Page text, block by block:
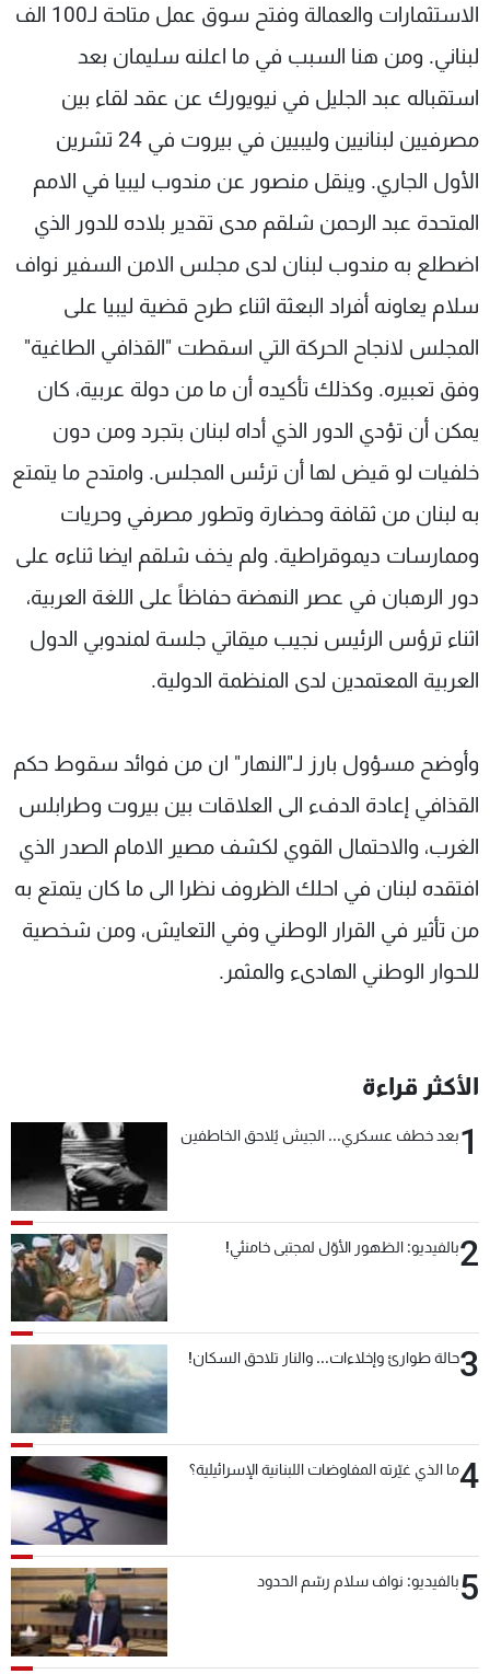
الاستثمارات والعمالة وفتح سوق عمل متاحة لـ100 الف
لبناني. ومن هنا السبب في ما اعلنه سليمان بعد
استقباله عبد الجليل في نيويورك عن عقد لقاء بين
مصرفيين لبنانيين وليبيين في بيروت في 24 تشرين
الأول الجاري. وينقل منصور عن مندوب ليبيا في الامم
المتحدة عبد الرحمن شلقم مدى تقدير بلاده للدور الذي
اضطلع به مندوب لبنان لدى مجلس الامن السفير نواف
سلام يعاونه أفراد البعثة اثناء طرح قضية ليبيا على
المجلس لانجاح الحركة التي اسقطت "القذافي الطاغية"
وفق تعبيره. وكذلك تأكيده أن ما من دولة عربية، كان
يمكن أن تؤدي الدور الذي أداه لبنان بتجرد ومن دون
خلفيات لو قيض لها أن ترئس المجلس. وامتدح ما يتمتع
به لبنان من ثقافة وحضارة وتطور مصرفي وحريات
وممارسات ديموقراطية. ولم يخف شلقم ايضا ثناءه على
دور الرهبان في عصر النهضة حفاظاً على اللغة العربية،
اثناء ترؤس الرئيس نجيب ميقاتي جلسة لمندوبي الدول
العربية المعتمدين لدى المنظمة الدولية.
وأوضح مسؤول بارز لـ"النهار" ان من فوائد سقوط حكم
القذافي إعادة الدفء الى العلاقات بين بيروت وطرابلس
الغرب، والاحتمال القوي لكشف مصير الامام الصدر الذي
افتقده لبنان في احلك الظروف نظرا الى ما كان يتمتع به
من تأثير في القرار الوطني وفي التعايش، ومن شخصية
للحوار الوطني الهادىء والمثمر.
الأكثر قراءة
1بعد خطف عسكري... الجيش يُلاحق الخاطفين
2بالفيديو: الظهور الأوّل لمجتبى خامنئي!
3حالة طوارئ وإخلاءات... والنار تلاحق السكان!
4ما الذي غيّرته المفاوضات اللبنانية الإسرائيلية؟
5بالفيديو: نواف سلام رسّم الحدود